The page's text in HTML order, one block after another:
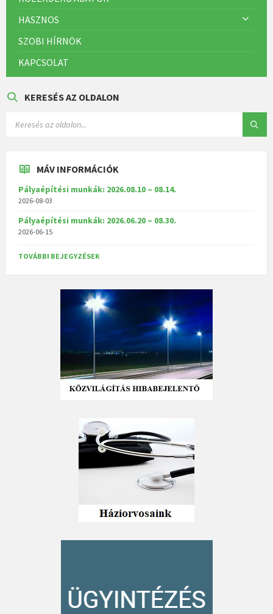
HASZNOS
SZOBI HÍRNÖK
KAPCSOLAT
KERESÉS AZ OLDALON
MÁV INFORMÁCIÓK
Pályaépítési munkák: 2026.08.10 – 08.14.
2026-08-03
Pályaépítési munkák: 2026.06.20 – 08.30.
2026-06-15
TOVÁBBI BEJEGYZÉSEK